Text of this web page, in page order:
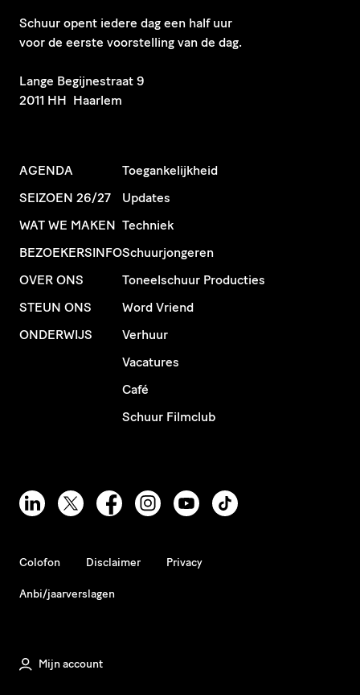
Schuur opent iedere dag een half uur
voor de eerste voorstelling van de dag.
​Lange Begijnestraat 9
2011 HH Haarlem
AGENDA
SEIZOEN 26/27
WAT WE MAKEN
BEZOEKERSINFO
OVER ONS
STEUN ONS
ONDERWIJS
Toegankelijkheid
Updates
Techniek
Schuurjongeren
Toneelschuur Producties
Word Vriend
Verhuur
Vacatures
Café
Schuur Filmclub
Colofon Disclaimer Privacy
Anbi/jaarverslagen
Mijn account